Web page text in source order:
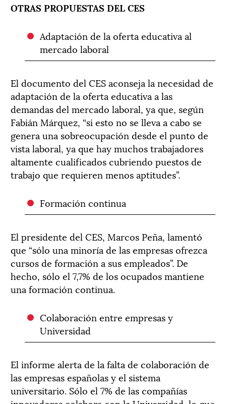
OTRAS PROPUESTAS DEL CES
Adaptación de la oferta educativa al
mercado laboral
El documento del CES aconseja la necesidad de
adaptación de la oferta educativa a las
demandas del mercado laboral, ya que, según
Fabián Márquez, “si esto no se lleva a cabo se
genera una sobreocupación desde el punto de
vista laboral, ya que hay muchos trabajadores
altamente cualificados cubriendo puestos de
trabajo que requieren menos aptitudes”.
Formación continua
El presidente del CES, Marcos Peña, lamentó
que “sólo una minoría de las empresas ofrezca
cursos de formación a sus empleados”. De
hecho, sólo el 7,7% de los ocupados mantiene
una formación continua.
Colaboración entre empresas y
Universidad
El informe alerta de la falta de colaboración de
las empresas españolas y el sistema
universitario. Sólo el 7% de las compañías